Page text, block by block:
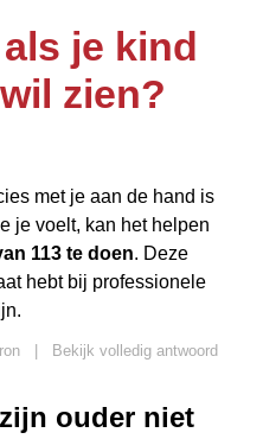
je kind
zien?
met je aan de hand is
je voelt, kan het helpen
113 te doen. Deze
hebt bij professionele
Bekijk volledig antwoord
ouder niet